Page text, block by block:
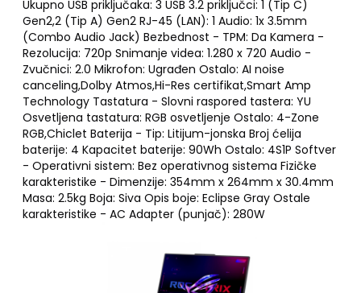
Ukupno USB priključaka: 3 USB 3.2 priključci: 1 (Tip C)
Gen2,2 (Tip A) Gen2 RJ-45 (LAN): 1 Audio: 1x 3.5mm
(Combo Audio Jack) Bezbednost - TPM: Da Kamera -
Rezolucija: 720p Snimanje videa: 1.280 x 720 Audio -
Zvučnici: 2.0 Mikrofon: Ugrađen Ostalo: AI noise
canceling,Dolby Atmos,Hi-Res certifikat,Smart Amp
Technology Tastatura - Slovni raspored tastera: YU
Osvetljena tastatura: RGB osvetljenje Ostalo: 4-Zone
RGB,Chiclet Baterija - Tip: Litijum-jonska Broj ćelija
baterije: 4 Kapacitet baterije: 90Wh Ostalo: 4S1P Softver
- Operativni sistem: Bez operativnog sistema Fizičke
karakteristike - Dimenzije: 354mm x 264mm x 30.4mm
Masa: 2.5kg Boja: Siva Opis boje: Eclipse Gray Ostale
karakteristike - AC Adapter (punjač): 280W